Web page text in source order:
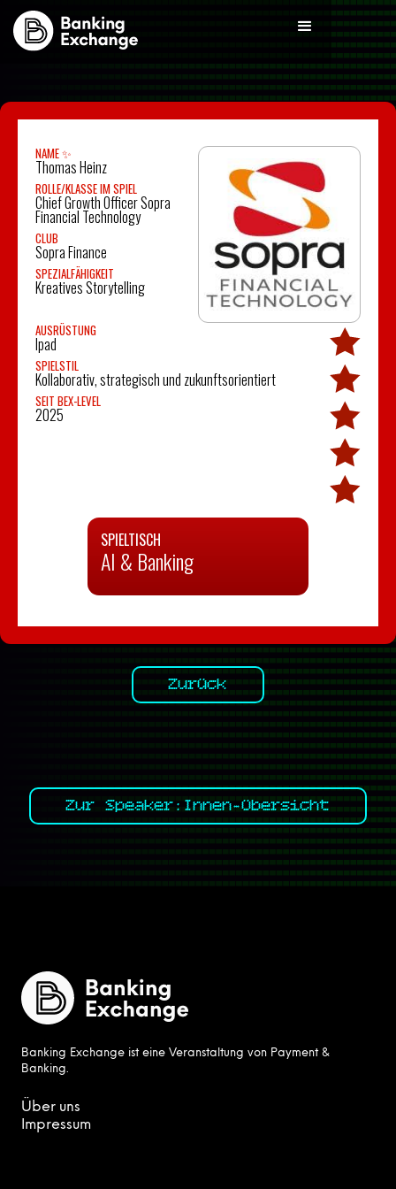
NAME ✨
Thomas Heinz
ROLLE/KLASSE IM SPIEL
Chief Growth Officer Sopra
Financial Technology
CLUB
Sopra Finance
SPEZIALFÄHIGKEIT
Kreatives Storytelling
AUSRÜSTUNG
Ipad
SPIELSTIL
Kollaborativ, strategisch und zukunftsorientiert
SEIT BEX-LEVEL
2025
SPIELTISCH
AI & Banking
Zurück
Zur Speaker:Innen-Übersicht
Banking Exchange ist eine Veranstaltung von Payment &
Banking.
Über uns
Impressum